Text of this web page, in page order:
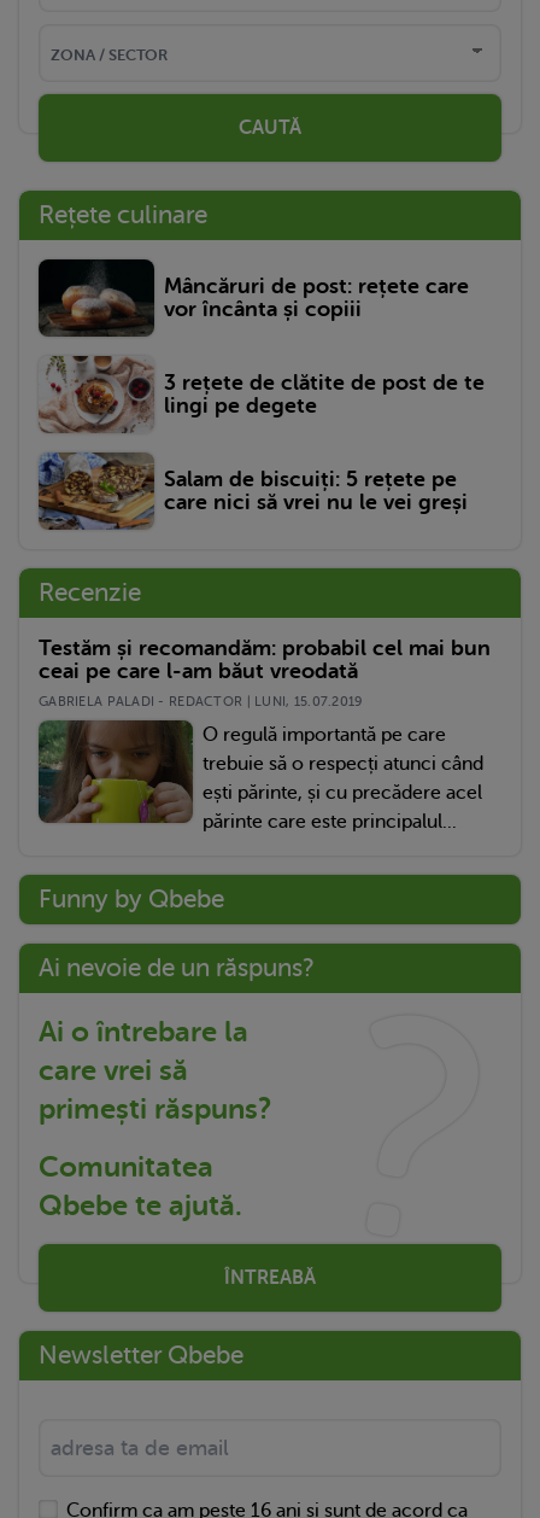
CAUTĂ
Rețete culinare
Mâncăruri de post: rețete care
vor încânta și copiii
3 rețete de clătite de post de te
lingi pe degete
Salam de biscuiți: 5 rețete pe
care nici să vrei nu le vei greși
Recenzie
Testăm și recomandăm: probabil cel mai bun
ceai pe care l-am băut vreodată
GABRIELA PALADI - REDACTOR | LUNI, 15.07.2019
O regulă importantă pe care
trebuie să o respecți atunci când
ești părinte, și cu precădere acel
părinte care este principalul...
Funny by Qbebe
Ai nevoie de un răspuns?
Ai o întrebare la
care vrei să
primești răspuns?
Comunitatea
Qbebe te ajută.
ÎNTREABĂ
Newsletter Qbebe
Confirm ca am peste 16 ani si sunt de acord ca